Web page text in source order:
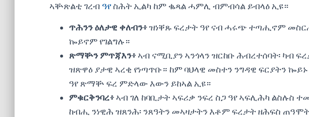
ኣቝጽልቲ ገረብ ዓየስሕት ኢልካ ከም ቈጻል ሓምሊ ብምብሳል ይብላዕ ኢዩ።
ጥሕንን ዕለታዊ ቀለብን፥ዝነቐጹ ፍረታት ዓየ ናብ ሓሩጭ ተጣሒኖም
ኰይኖም የገልግሉ።
ጽማቝን ምጥጃእን፥ኣብ ናሚቢያን ኣንጎላን ዝርከቡ ሕብረተሰባት፡ ካብ
ዝጽዋዕ ያታዊ ኣረቂ የነጣጥቡ። ከም ባህላዊ መስተን ንግዳዊ ፍርያትን
ዓየ ጽማቝ ፍረ ምድላው እውን ይከኣል ኢዩ።
ምቁርቅንባረ፥ኣብ ገለ ከባቢታት ኣፍሪቃ ንፍረ ስጋ ዓየ ኣፍሊሕካ ልስሉስ
ከብሒ ንነዊሕ ዝጸንሕ፡ ንጸዓትን መኣዛታትን እቶም ፍረታት ዘሕፍስ